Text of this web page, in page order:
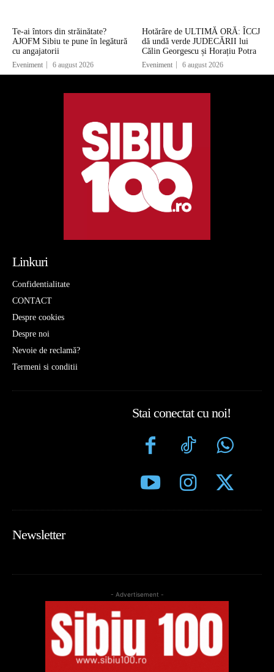
Te-ai întors din străinătate?
AJOFM Sibiu te pune în legătură
cu angajatorii
Eveniment 6 august 2026
Hotărâre de ULTIMĂ ORĂ: ÎCCJ
dă undă verde JUDECĂRII lui
Călin Georgescu și Horațiu Potra
Eveniment 6 august 2026
Linkuri
Confidentialitate
CONTACT
Despre cookies
Despre noi
Nevoie de reclamă?
Termeni si conditii
Stai conectat cu noi!
Newsletter
- Advertisement -